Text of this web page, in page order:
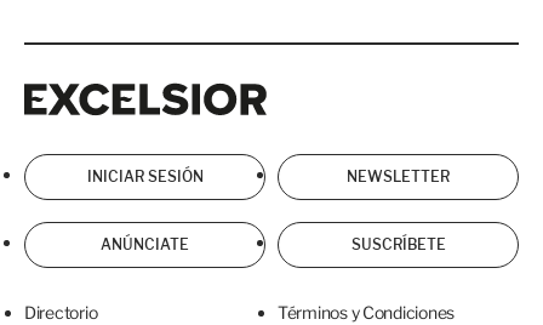
INICIAR SESIÓN NEWSLETTER
ANÚNCIATE SUSCRÍBETE
Directorio Términos y Condiciones